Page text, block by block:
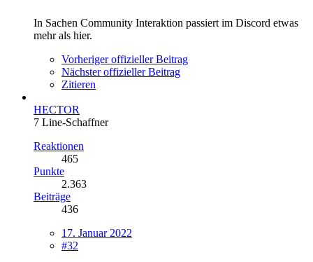
In Sachen Community Interaktion passiert im Discord etwas
mehr als hier.
Vorheriger offizieller Beitrag
Nächster offizieller Beitrag
Zitieren
HECTOR
7 Line-Schaffner
Reaktionen
465
Punkte
2.363
Beiträge
436
17. Januar 2022
#32